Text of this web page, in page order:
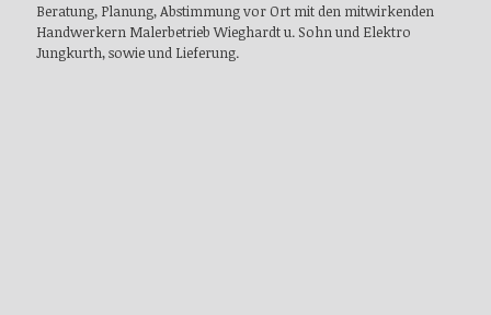
Beratung, Planung, Abstimmung vor Ort mit den mitwirkenden
Handwerkern Malerbetrieb Wieghardt u. Sohn und Elektro
Jungkurth, sowie und Lieferung.